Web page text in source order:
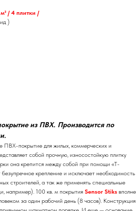
/ 4 плитки /
)
из ПВХ. Производится по
ПВХ-покрытие для жилых, коммерческих и
собой прочную, износостойкую плитку
она крепится между собой при помощи «Т-
крепление и исключает необходимость
строителей, а так же применять специальные
например). 100 кв. м покрытия Sensor Stiks вполне
за один рабочий день (8 часов). Конструкция